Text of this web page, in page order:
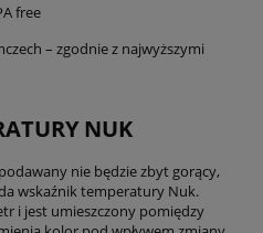
free
– zgodnie z najwyższymi
NUK
nie będzie zbyt gorący,
wskaźnik temperatury Nuk.
i jest umieszczony pomiędzy